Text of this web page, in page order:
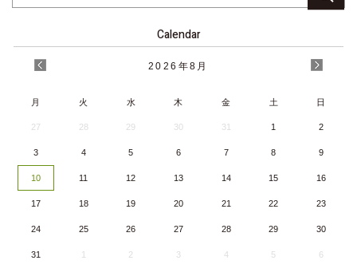
Calendar
2026 年8月
月 火 水 木 金 土 日
27 28 29 30 31 1 2
3 4 5 6 7 8 9
10 11 12 13 14 15 16
17 18 19 20 21 22 23
24 25 26 27 28 29 30
31 1 2 3 4 5 6